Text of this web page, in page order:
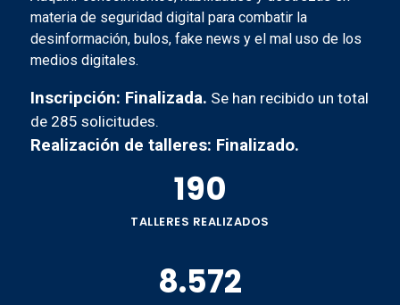
materia de seguridad digital para combatir la
desinformación, bulos, fake news y el mal uso de los
medios digitales.
Inscripción: Finalizada. Se han recibido un total
de 285 solicitudes.
Realización de talleres: Finalizado.
190
TALLERES REALIZADOS
8.572